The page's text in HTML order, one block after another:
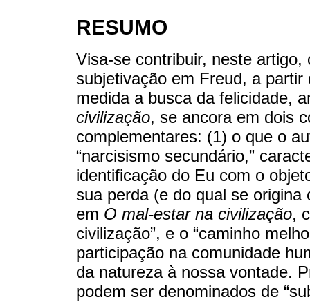
RESUMO
Visa-se contribuir, neste
subjetivação em Freud, a
medida a busca da felicidade,
civilização, se ancora em dois
complementares: (1) o que o
“narcisismo secundário,”
identificação do Eu com o
sua perda (e do qual se
em O mal-estar na civilização,
civilização”, e o “caminho
participação na comunidade
da natureza à nossa vontade.
podem ser denominados de